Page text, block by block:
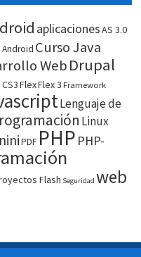
aplicacionesAS 3.0
Android Curso Java
WebDrupal
FlexFlex 3 Framework
Lenguaje de
Linux
PDF PHP PHP-
Flash Seguridad web